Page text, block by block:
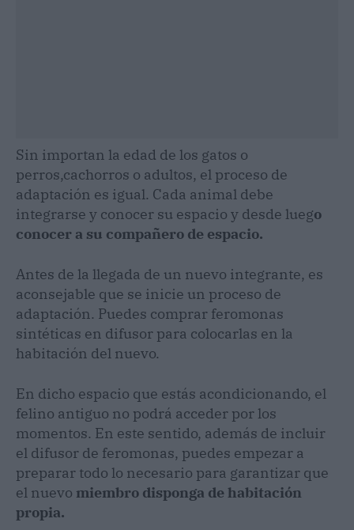
Sin importan la edad de los gatos o
perros,cachorros o adultos, el proceso de
adaptación es igual. Cada animal debe
integrarse y conocer su espacio y desde luego
conocer a su compañero de espacio.
Antes de la llegada de un nuevo integrante, es
aconsejable que se inicie un proceso de
adaptación. Puedes comprar feromonas
sintéticas en difusor para colocarlas en la
habitación del nuevo.
En dicho espacio que estás acondicionando, el
felino antiguo no podrá acceder por los
momentos. En este sentido, además de incluir
el difusor de feromonas, puedes empezar a
preparar todo lo necesario para garantizar que
el nuevo miembro disponga de habitación
propia.